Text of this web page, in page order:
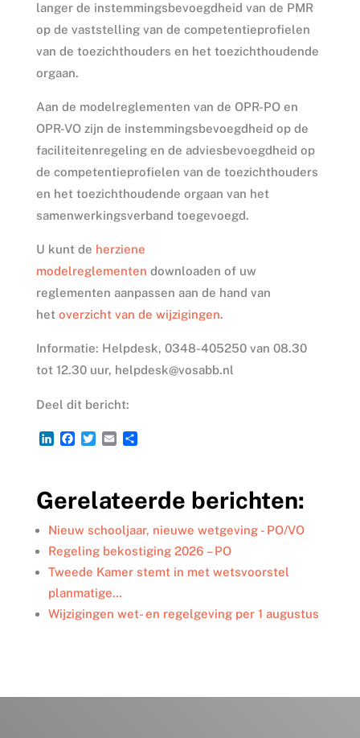
langer de instemmingsbevoegdheid van de PMR
op de vaststelling van de competentieprofielen
van de toezichthouders en het toezichthoudende
orgaan.
Aan de modelreglementen van de OPR-PO en
OPR-VO zijn de instemmingsbevoegdheid op de
faciliteitenregeling en de adviesbevoegdheid op
de competentieprofielen van de toezichthouders
en het toezichthoudende orgaan van het
samenwerkingsverband toegevoegd.
U kunt de herziene
modelreglementen downloaden of uw
reglementen aanpassen aan de hand van
het overzicht van de wijzigingen.
Informatie: Helpdesk, 0348-405250 van 08.30
tot 12.30 uur, helpdesk@vosabb.nl
Deel dit bericht:
L
e
d
I
n
F
b
o
o
k
T
t
e
r
E
l
D
n
Gerelateerde berichten:
Nieuw schooljaar, nieuwe wetgeving - PO/VO
Regeling bekostiging 2026 – PO
Tweede Kamer stemt in met wetsvoorstel
planmatige…
Wijzigingen wet- en regelgeving per 1 augustus